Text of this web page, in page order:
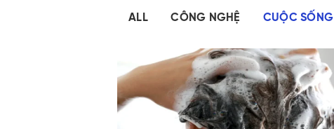
ALL CÔNG NGHỆ CUỘC SỐNG